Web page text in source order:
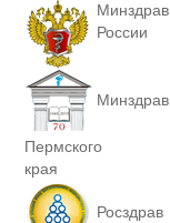
Минздрав
России
Минздрав
Пермского
края
Росздрав